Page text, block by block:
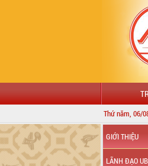
Thứ năm, 06/
GIỚI THIỆU
LÃNH ĐẠO